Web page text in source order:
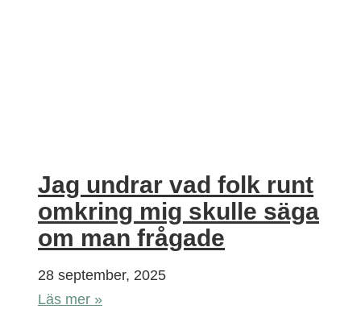
Jag undrar vad folk runt
omkring mig skulle säga
om man frågade
28 september, 2025
Läs mer »